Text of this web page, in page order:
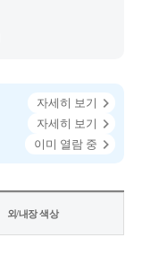
자세히 보기
자세히 보기
이미 열람 중
외/내장 색상